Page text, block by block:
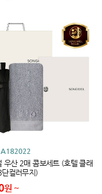
A182022
우산 2매 콤보세트 (호텔 클래
컬러무지)
원